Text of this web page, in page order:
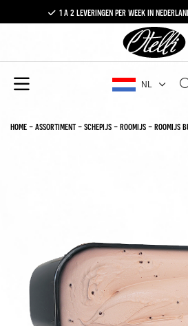
1 a 2 leveringen per week in
gratis levering vanaf
1 a 2 leveringen per week in
NL
home-assortiment-schepijs-roomijs-roomijs